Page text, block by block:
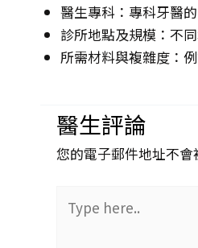
醫生專科：專科牙醫
診所地點及規模：不
所需材料與複雜度：
醫生評論
您的電子郵件地址不
here..